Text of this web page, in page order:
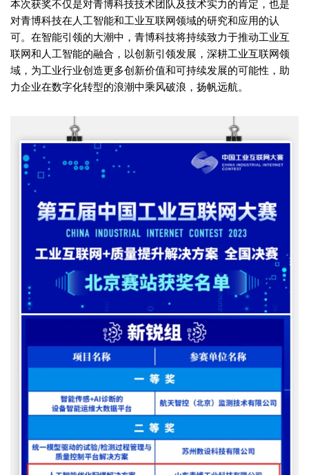
本次获奖不仅是对青博科技技术团队及技术实力的肯定，也是
对青博科技在人工智能和工业互联网领域的研究和应用的认
可。在智能引领的大潮中，青博科技将持续致力于推动工业互
联网和人工智能的融合，以创新引领发展，深耕工业互联网领
域，为工业行业创造更多创新价值和可持续发展的可能性，助
力企业在数字化转型的浪潮中乘风破浪，扬帆远航。